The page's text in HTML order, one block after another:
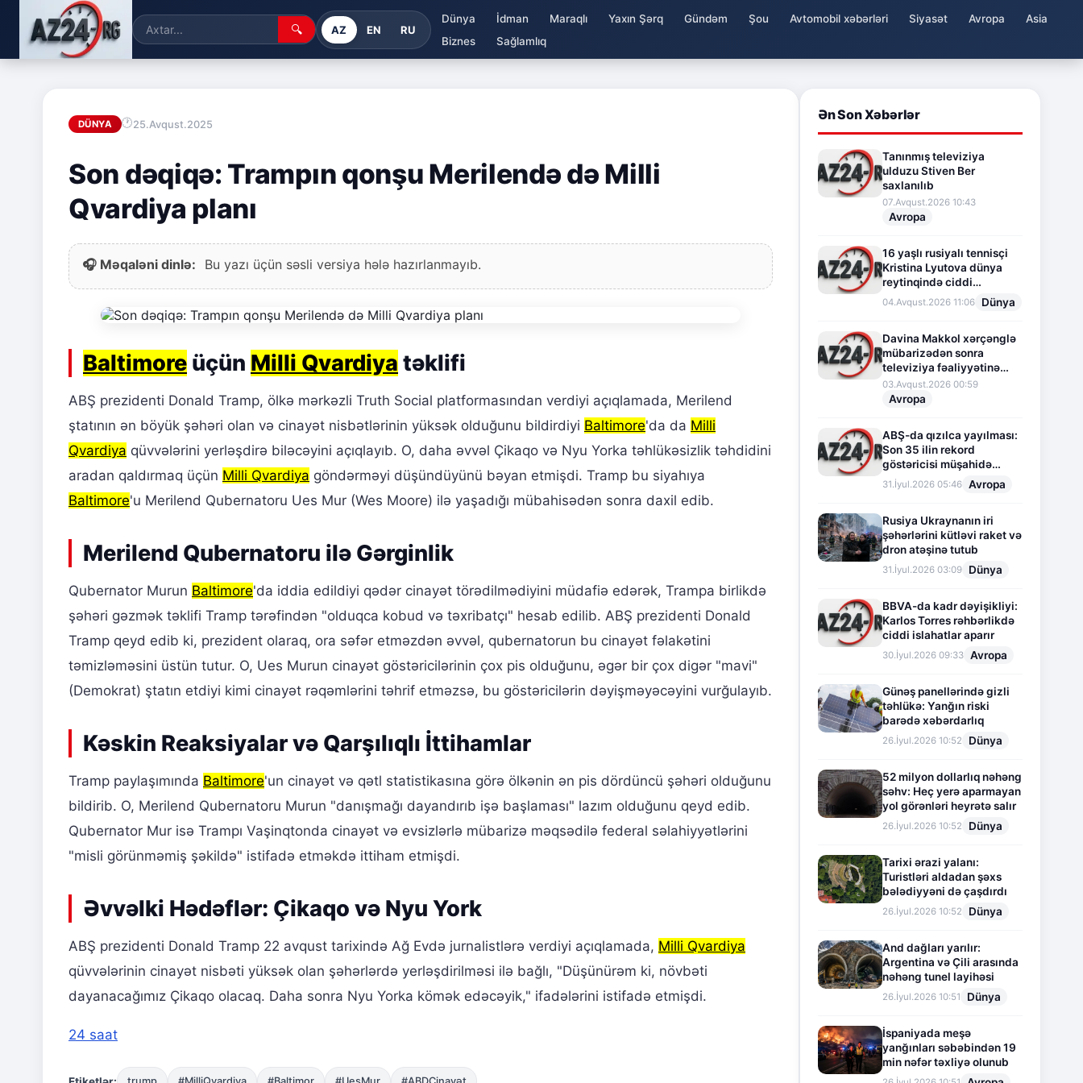
🔍 AZ EN RU
Dünya İdman Maraqlı Yaxın Şərq Gündəm Şou Avtomobil xəbərləri Siyasət Avropa
Asia
Biznes
Sağlamlıq
DÜNYA 25.Avqust.2025
Son dəqiqə: Trampın qonşu Merilendə də Milli
Qvardiya planı
🎧 Məqaləni dinlə: Bu yazı üçün səsli versiya hələ hazırlanmayıb.
Baltimore üçün Milli Qvardiya təklifi
ABŞ prezidenti Donald Tramp, ölkə mərkəzli Truth Social platformasından verdiyi açıqlamada, Merilend
ştatının ən böyük şəhəri olan və cinayət nisbətlərinin yüksək olduğunu bildirdiyi Baltimore'da da Milli
Qvardiya qüvvələrini yerləşdirə biləcəyini açıqlayıb. O, daha əvvəl Çikaqo və Nyu Yorka təhlükəsizlik təhdidini
aradan qaldırmaq üçün Milli Qvardiya göndərməyi düşündüyünü bəyan etmişdi. Tramp bu siyahıya
Baltimore'u Merilend Qubernatoru Ues Mur (Wes Moore) ilə yaşadığı mübahisədən sonra daxil edib.
Merilend Qubernatoru ilə Gərginlik
Qubernator Murun Baltimore'da iddia edildiyi qədər cinayət törədilmədiyini müdafiə edərək, Trampa birlikdə
şəhəri gəzmək təklifi Tramp tərəfindən "olduqca kobud və təxribatçı" hesab edilib. ABŞ prezidenti Donald
Tramp qeyd edib ki, prezident olaraq, ora səfər etməzdən əvvəl, qubernatorun bu cinayət fəlakətini
təmizləməsini üstün tutur. O, Ues Murun cinayət göstəricilərinin çox pis olduğunu, əgər bir çox digər "mavi"
(Demokrat) ştatın etdiyi kimi cinayət rəqəmlərini təhrif etməzsə, bu göstəricilərin dəyişməyəcəyini vurğulayıb.
Kəskin Reaksiyalar və Qarşılıqlı İttihamlar
Tramp paylaşımında Baltimore'un cinayət və qətl statistikasına görə ölkənin ən pis dördüncü şəhəri olduğunu
bildirib. O, Merilend Qubernatoru Murun "danışmağı dayandırıb işə başlaması" lazım olduğunu qeyd edib.
Qubernator Mur isə Trampı Vaşinqtonda cinayət və evsizlərlə mübarizə məqsədilə federal səlahiyyətlərini
"misli görünməmiş şəkildə" istifadə etməkdə ittiham etmişdi.
Əvvəlki Hədəflər: Çikaqo və Nyu York
ABŞ prezidenti Donald Tramp 22 avqust tarixində Ağ Evdə jurnalistlərə verdiyi açıqlamada, Milli Qvardiya
qüvvələrinin cinayət nisbəti yüksək olan şəhərlərdə yerləşdirilməsi ilə bağlı, "Düşünürəm ki, növbəti
dayanacağımız Çikaqo olacaq. Daha sonra Nyu Yorka kömək edəcəyik," ifadələrini istifadə etmişdi.
24 saat
Ən Son Xəbərlər
Tanınmış televiziya
ulduzu Stiven Ber
saxlanılıb
07.Avqust.2026 10:43
Avropa
16 yaşlı rusiyalı tennisçi
Kristina Lyutova dünya
reytinqində ciddi
irəliləyişə imza atdı
04.Avqust.2026 11:06 Dünya
Davina Makkol xərçənglə
mübarizədən sonra
televiziya fəaliyyətinə
fasilə verir
03.Avqust.2026 00:59
Avropa
ABŞ-da qızılca yayılması:
Son 35 ilin rekord
göstəricisi müşahidə
olunur
31.İyul.2026 05:46 Avropa
Rusiya Ukraynanın iri
şəhərlərini kütləvi raket və
dron atəşinə tutub
31.İyul.2026 03:09 Dünya
BBVA-da kadr dəyişikliyi:
Karlos Torres rəhbərlikdə
ciddi islahatlar aparır
30.İyul.2026 09:33 Avropa
Günəş panellərində gizli
təhlükə: Yanğın riski
barədə xəbərdarlıq
26.İyul.2026 10:52 Dünya
52 milyon dollarlıq nəhəng
səhv: Heç yerə aparmayan
yol görənləri heyrətə salır
26.İyul.2026 10:52 Dünya
Tarixi ərazi yalanı:
Turistləri aldadan şəxs
bələdiyyəni də çaşdırdı
26.İyul.2026 10:52 Dünya
And dağları yarılır:
Argentina və Çili arasında
nəhəng tunel layihəsi
26.İyul.2026 10:51 Dünya
İspaniyada meşə
yanğınları səbəbindən 19
min nəfər təxliyə olunub